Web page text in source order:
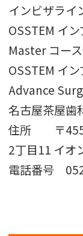
インビザライ
OSSTEM イ
Master コー
OSSTEM イ
Advance
名古屋茶屋歯
住所 〒455-
2丁目11 イオ
電話番号